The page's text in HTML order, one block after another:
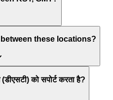
these locations?
को सपोर्ट करता है?